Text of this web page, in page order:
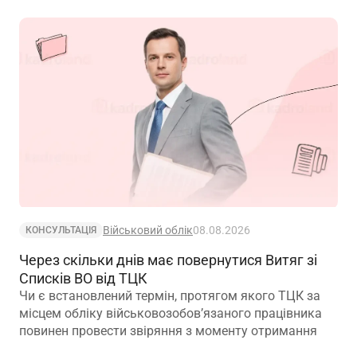
КОНСУЛЬТАЦІЯ Військовий облік08.08.2026
Через скільки днів має повернутися Витяг зі
Списків ВО від ТЦК
Чи є встановлений термін, протягом якого ТЦК за
місцем обліку військовозобов’язаного працівника
повинен провести звіряння з моменту отримання